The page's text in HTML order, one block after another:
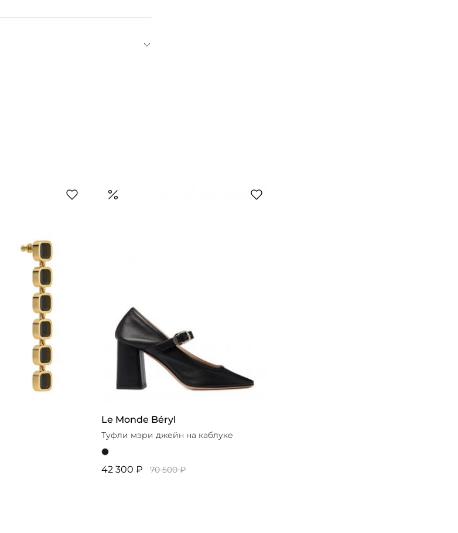
шалевый воротник.
Le Monde Béryl
Туфли мэри джейн на каблуке
42 300 ₽ 70 500 ₽